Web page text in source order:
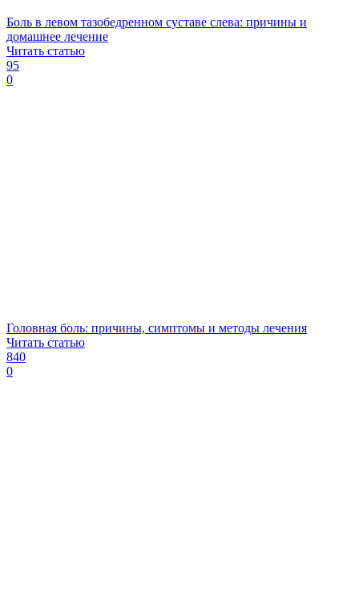
Боль в левом тазобедренном суставе слева: причины и
домашнее лечение
Читать статью
95
0
Головная боль: причины, симптомы и методы лечения
Читать статью
840
0